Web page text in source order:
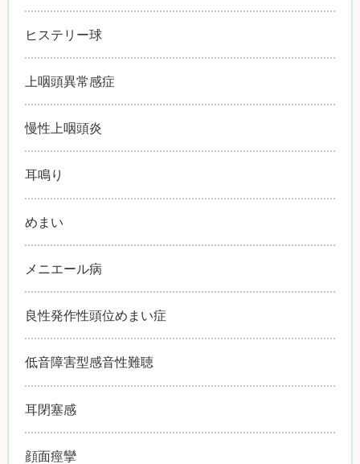
ヒステリー球
上咽頭異常感症
慢性上咽頭炎
耳鳴り
めまい
メニエール病
良性発作性頭位めまい症
低音障害型感音性難聴
耳閉塞感
顔面痙攣